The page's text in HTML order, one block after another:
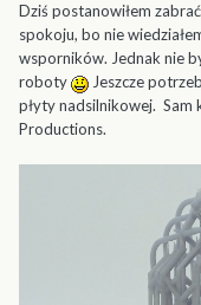
Dziś postanowiłem
spokoju, bo nie
wsporników. Jednak nie
roboty
Jeszcze
płyty nadsilnikowej.
Productions.